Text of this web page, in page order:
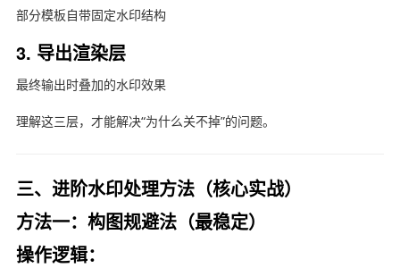
部分模板自带固定水印结构
3. 导出渲染层
最终输出时叠加的水印效果
理解这三层，才能解决“为什么关不掉”的问题。
三、进阶水印处理方法（核心实战）
方法一：构图规避法（最稳定）
操作逻辑：